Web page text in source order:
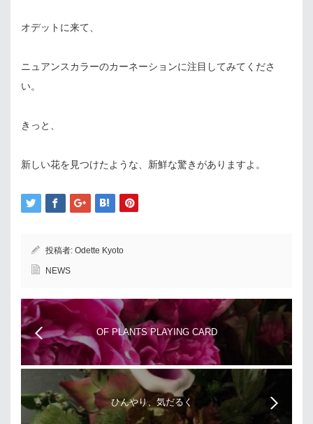
オデットに来て、
ニュアンスカラーのカーネーションに注目してみてくださ
い。
きっと、
新しい花を見つけたような、新鮮な驚きがありますよ。
投稿者: Odette Kyoto
NEWS
OF PLANTS PLAYING CARD
ひんやり、気だるく